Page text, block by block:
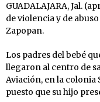
GUADALAJARA, Jal.
de violencia y de
Zapopan.
Los padres del bebé
llegaron al centro de
Aviación, en la colonia
puesto que su hijo